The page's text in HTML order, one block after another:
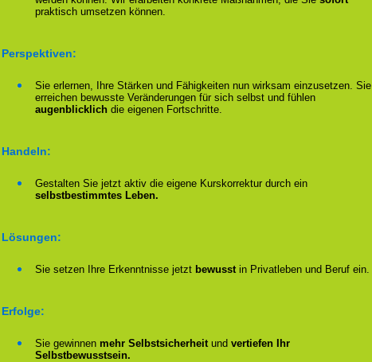
praktisch umsetzen können.
Perspektiven:
Sie erlernen, Ihre Stärken und Fähigkeiten nun wirksam einzusetzen. Sie
erreichen bewusste Veränderungen für sich selbst und fühlen
augenblicklich die eigenen Fortschritte.
Handeln:
Gestalten Sie jetzt aktiv die eigene Kurskorrektur durch ein
selbstbestimmtes Leben.
Lösungen:
Sie setzen Ihre Erkenntnisse jetzt bewusstin Privatleben und Beruf ein.
Erfolge:
Sie gewinnen mehr Selbstsicherheitund vertiefen Ihr
Selbstbewusstsein.